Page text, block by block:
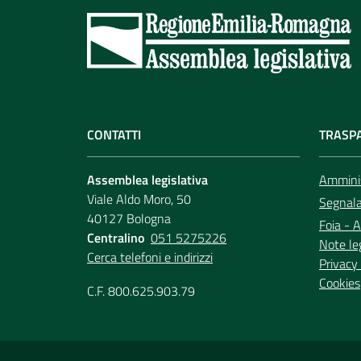
CONTATTI
Assemblea legislativa
Viale Aldo Moro, 50
40127 Bologna
Centralino 051 5275226
Cerca telefoni e indirizzi
C.F. 800.625.903.79
Foia -
Note
Cookies